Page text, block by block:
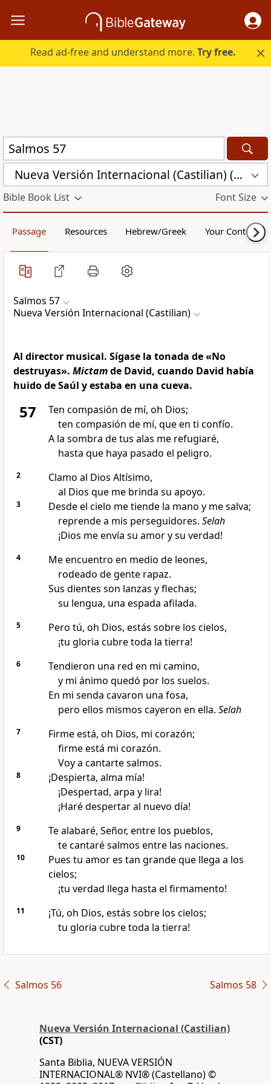
Read ad-free and understand more.Try free.
Nueva Versión Internacional (Castilian) (CST)
Bible Book List Font Size
Passage Resources Hebrew/Greek Your Content
Salmos 57
Nueva Versión Internacional (Castilian)
Al director musical. Sígase la tonada de «No
destruyas». Mictamde David, cuando David había
huido de Saúl y estaba en una cueva.
57
Ten compasión de mí, oh Dios;
ten compasión de mí, que en ti confío.
A la sombra de tus alas me refugiaré,
hasta que haya pasado el peligro.
2
Clamo al Dios Altísimo,
al Dios que me brinda su apoyo.
3
Desde el cielo me tiende la mano y me salva;
reprende a mis perseguidores. Selah
¡Dios me envía su amor y su verdad!
4
Me encuentro en medio de leones,
rodeado de gente rapaz.
Sus dientes son lanzas y flechas;
su lengua, una espada afilada.
5
Pero tú, oh Dios, estás sobre los cielos,
¡tu gloria cubre toda la tierra!
6
Tendieron una red en mi camino,
y mi ánimo quedó por los suelos.
En mi senda cavaron una fosa,
pero ellos mismos cayeron en ella. Selah
7
Firme está, oh Dios, mi corazón;
firme está mi corazón.
Voy a cantarte salmos.
8
¡Despierta, alma mía!
¡Despertad, arpa y lira!
¡Haré despertar al nuevo día!
9
Te alabaré, Señor, entre los pueblos,
te cantaré salmos entre las naciones.
10
Pues tu amor es tan grande que llega a los
cielos;
¡tu verdad llega hasta el firmamento!
11
¡Tú, oh Dios, estás sobre los cielos;
tu gloria cubre toda la tierra!
Salmos 56 Salmos 58
Nueva Versión Internacional (Castilian)
(CST)
Santa Biblia, NUEVA VERSIÓN
INTERNACIONAL® NVI® (Castellano) ©